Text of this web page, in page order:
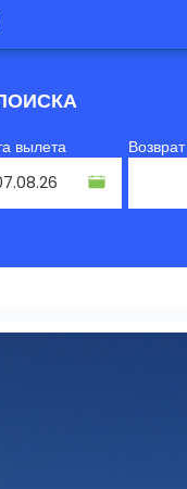
вылета Возврат